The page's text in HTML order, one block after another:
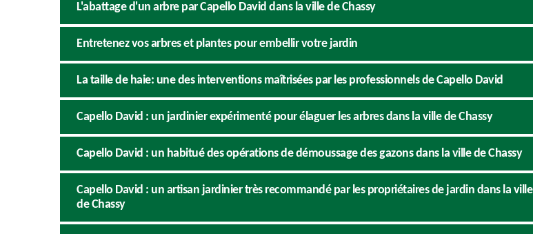
L'abattage d'un arbre par Capello David dans la ville de Chassy
Entretenez vos arbres et plantes pour embellir votre jardin
La taille de haie: une des interventions maîtrisées par les professionnels de Capello David
Capello David : un jardinier expérimenté pour élaguer les arbres dans la ville de Chassy
Capello David : un habitué des opérations de démoussage des gazons dans la ville de Chassy
Capello David : un artisan jardinier très recommandé par les propriétaires de jardin dans la ville
de Chassy